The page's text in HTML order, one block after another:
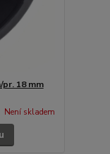
pr. 18 mm
Není skladem